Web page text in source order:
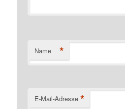
Name *
E-Mail-Adresse *